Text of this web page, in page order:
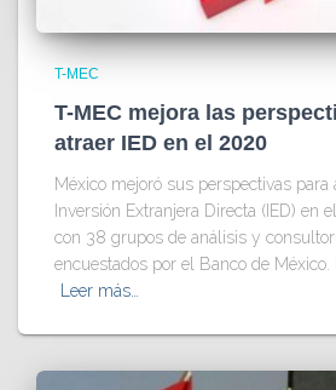
T-MEC
T-MEC mejora las
atraer IED en el 2020
México mejoró sus perspectivas para
Inversión Extranjera Directa (IED) en
con 38 grupos de análisis y
encuestados por el Banco de México.
Leer más…